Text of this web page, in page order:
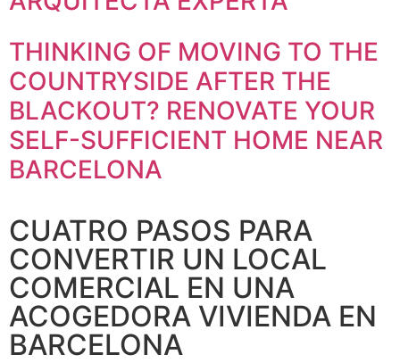
CUATRO PASOS PARA
CONVERTIR UN LOCAL
COMERCIAL EN UNA
ACOGEDORA VIVIENDA EN
BARCELONA
THINKING OF MOVING TO THE
COUNTRYSIDE AFTER THE
BLACKOUT? RENOVATE YOUR
SELF-SUFFICIENT HOME NEAR
BARCELONA
Para que
mejorar la
funcionalidad
y estructura
de la web, en
base a cómo
se usa la
web.
Para que
nuestra web
funcione lo
mejor posible
durante tu
visita. Si
rechaza estas
cookies,